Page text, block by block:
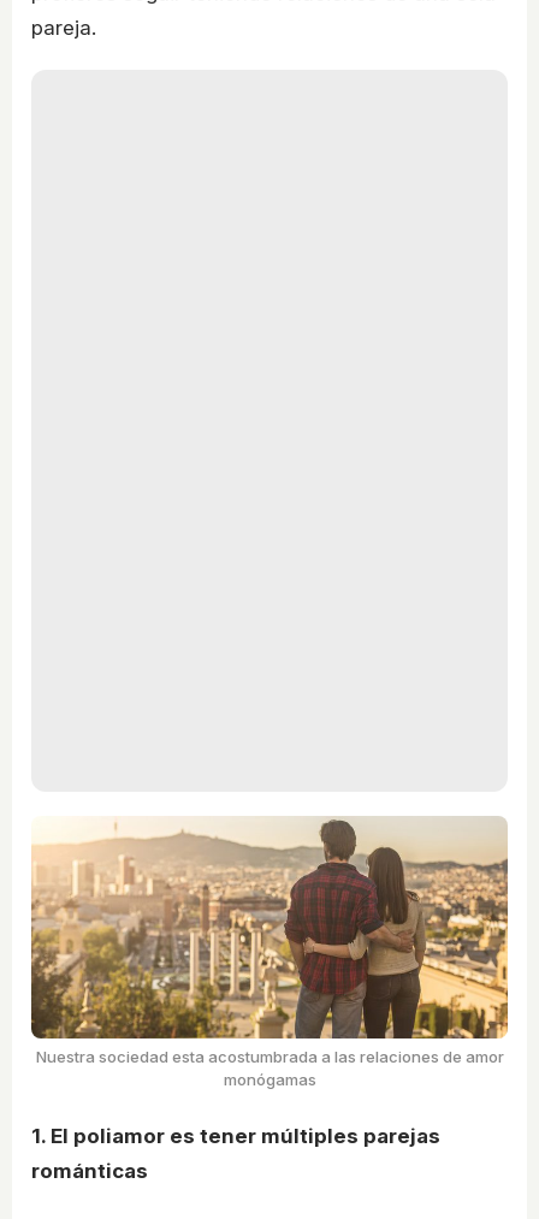
pareja.
Nuestra sociedad esta acostumbrada a las relaciones de amor
monógamas
1. El poliamor es tener múltiples parejas
románticas